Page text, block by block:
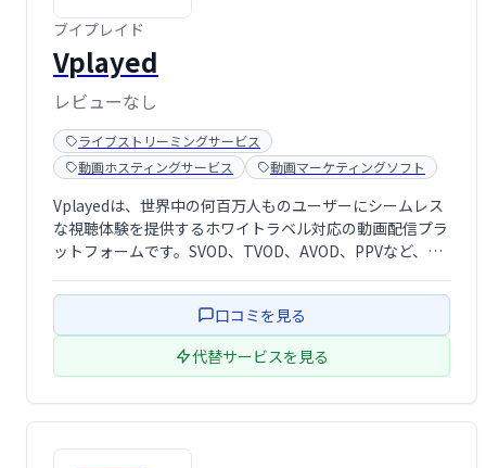
ブイプレイド
Vplayed
レビューなし
ライブストリーミングサービス
動画ホスティングサービス
動画マーケティングソフト
Vplayedは、世界中の何百万人ものユーザーにシームレス
な視聴体験を提供するホワイトラベル対応の動画配信プラ
ットフォームです。SVOD、TVOD、AVOD、PPVなど、
スに最適な収益化戦略を実現できます。迅速なROI獲得と
収益性向上をサポートしま …口コミを見る
代替サービスを見る